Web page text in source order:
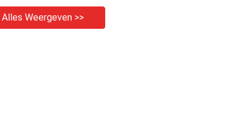
Alles Weergeven >>